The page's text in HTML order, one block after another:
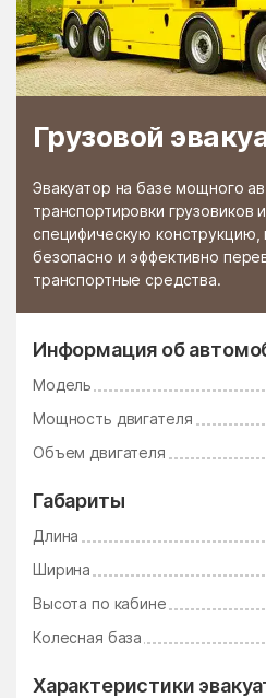
Грузовой
Эвакуатор на базе мощного
транспортировки грузовиков
специфическую конструкцию,
безопасно и эффективно
транспортные средства.
Информация об
Модель
Мощность двигателя
Объем двигателя
Габариты
Длина
Ширина
Высота по кабине
Колесная база
Характеристики